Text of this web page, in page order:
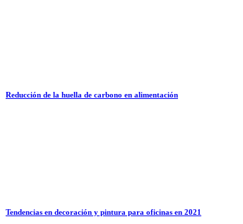
Reducción de la huella de carbono en alimentación
Tendencias en decoración y pintura para oficinas en 2021